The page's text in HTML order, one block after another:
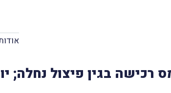
רכישה בגין פיצול נחלה;